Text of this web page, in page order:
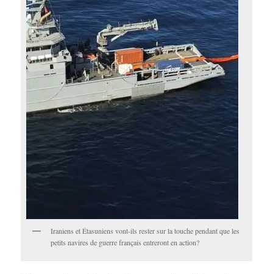
Iraniens et Étasuniens vont-ils rester sur la touche pendant que les
petits navires de guerre français entreront en action?